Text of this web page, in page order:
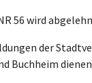
56 wird
der
Buchheim